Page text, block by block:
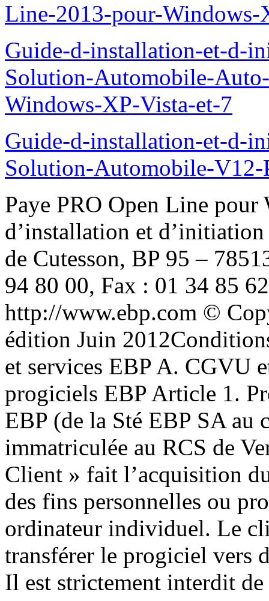
Line-2013-pour-Windows-
Guide-d-installation-et-d-
Solution-Automobile-
Windows-XP-Vista-et-7
Guide-d-installation-et-d-
Solution-Automobile-
Paye PRO Open Line pour Windows XP ou Vista ou 7 Guide d’installation et d’initiation Edité par EBP Informatique, Rue de Cutesson, BP 95 – 78513 Rambouillet Cedex Tél : 01 34 94 80 00, Fax : 01 34 85 62 07, site Web http://www.ebp.com © Copyright 2012 EBP Informatique, édition Juin 2012Conditions Générales de Vente des produits et services EBP A. CGVU et Contrat de licence des progiciels EBP Article 1. Préambule En achetant un progiciel EBP (de la Sté EBP SA au capital d’un million d’euros immatriculée au RCS de Versailles N° 330 838 947), « le Client » fait l’acquisition du droit non exclusif de l'utiliser à des fins personnelles ou professionnelles sur un seul ordinateur individuel. Le client ne peut transférer ou laisser transférer le progiciel vers d'autres ordinateurs via un réseau. Il est strictement interdit de dupliquer le progiciel ou sa documentation selon la loi en vigueur sauf à des fins exclusives de sauvegarde. Chaque utilisateur sur son poste de travail doit bénéficier d'une licence d'utilisation y compris si son poste utilise le progiciel via un réseau local ou via Internet en mode « terminal server » (TSE) ou analogue. L'achat d'un progiciel « monoposte » ne donne droit qu'à UNE seule licence d'utilisation sur un poste de travail habituel. Une utilisation multiposte ou réseau nécessite une licence correspondante. L'ensemble des progiciels est protégé par le copyright d'EBP. Toute duplication illicite est susceptible de donner lieu à des poursuites judiciaires civiles et/ou pénales. Les progiciels sont incessibles et insaisissables. Ils ne peuvent faire l’objet d’un nantissement ou d’une location à aucun titre que ce soit. EBP se réserve le droit de faire dans le progiciel toutes les modifications qu'il estime opportunes. Article 2. Livraison, Suivi et Droit de rétractation (loi Chatel du 3 janvier 2008) En vertu de l’article L. 121-20-3 du Code de la consommation, EBP s’engage, sauf mention expresse et spéciale sur ses documents commerciaux, à livrer les progiciels au plus tard dans les 3 jours ouvrés qui suivent la commande. A ce délai, s’ajoutent les délais postaux en vigueur. En cas de téléchargement, les progiciels sont disponibles immédiatement. En conformité avec l’article L. 121-84-3 du Code de la consommation, le client peut suivre l’exécution de sa commande, par un numéro d’appel téléphonique fixe et non surtaxé accessible depuis le territoire métropolitain. En conformité avec l’article L. 121-20.2 du Code de la consommation, le client est informé qu’il ne peut pas exercer son droit de rétractation auquel il renonce expressément et ce dès la livraison du logiciel dans la mesure où le Client ou l’un de ses préposés fait une demande d’activation au moyen du N° de licence du produit et d’une « raison sociale ». Il en est de même si un contrat de services est souscrit dont l’exécution commence immédiatement à compter de l’activation du logiciel qui est fait de façon concomitante et automatiquement avec son installation. Il en est encore de même si le logiciel complet est téléchargé par Internet.Article 3. Étendue des obligations de support d’EBP Les services d’assistance d’EBP sont destinés à fournir des conseils, des recommandations et des informations relatifs à l’usage des progiciels EBP dans les configurations matérielles et logicielles requises. EBP s’engage à fournir au CLIENT les conseils les plus adéquats pour aider à résoudre les problèmes que le CLIENT pourrait rencontrer dans l’utilisation ou le fonctionnement du progiciel, mais EBP ne donne aucune garantie de résolution des problèmes. Les services de support d’EBP qui font l’objet d’un contrat distinct des présentes conditions sont disponibles aux tarifs en vigueur et n’incluent pas le support sur site. Article 4. Assistance de proximité sur le site L’utilisateur doit pouvoir faire appel à un professionnel de l’informatique pour dénouer sur son site une difficulté technique dont la cause ne serait pas déterminée ou résolue par l’assistance téléphonique d’EBP. Pour ce faire, le Client reconnaît conclure avec un distributeur ou un professionnel de l’informatique une convention pour l’assister sur site en cas de besoin. Cette convention fixe les conditions d’intervention de ce professionnel. EBP ne peut être rendu responsable d’un défaut d’accord ou des conséquences d’un